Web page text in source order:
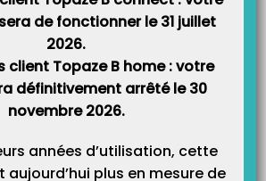
de fonctionner le 31 juillet
2026.
client Topaze B home : votre
définitivement arrêté le 30
novembre 2026.
années d’utilisation, cette
aujourd’hui plus en mesure de